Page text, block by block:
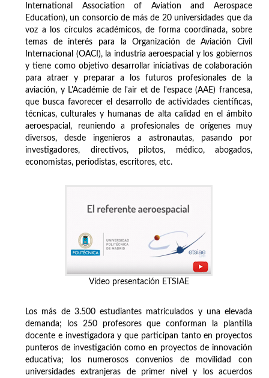
International Association of Aviation and Aerospace
Education), un consorcio de más de 20 universidades que da
voz a los círculos académicos, de forma coordinada, sobre
temas de interés para la Organización de Aviación Civil
Internacional (OACI), la industria aeroespacial y los gobiernos
y tiene como objetivo desarrollar iniciativas de colaboración
para atraer y preparar a los futuros profesionales de la
aviación, y L'Académie de l'air et de l'espace (AAE) francesa,
que busca favorecer el desarrollo de actividades científicas,
técnicas, culturales y humanas de alta calidad en el ámbito
aeroespacial, reuniendo a profesionales de orígenes muy
diversos, desde ingenieros a astronautas, pasando por
investigadores, directivos, pilotos, médico, abogados,
economistas, periodistas, escritores, etc.
Vídeo presentación ETSIAE
Los más de 3.500 estudiantes matriculados y una elevada
demanda; los 250 profesores que conforman la plantilla
docente e investigadora y que participan tanto en proyectos
punteros de investigación como en proyectos de innovación
educativa; los numerosos convenios de movilidad con
universidades extranjeras de primer nivel y los acuerdos